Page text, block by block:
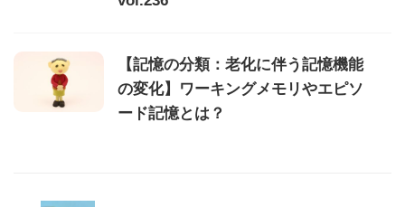
【記憶の分類：老化に伴う記憶機能
の変化】ワーキングメモリやエピソ
ード記憶とは？